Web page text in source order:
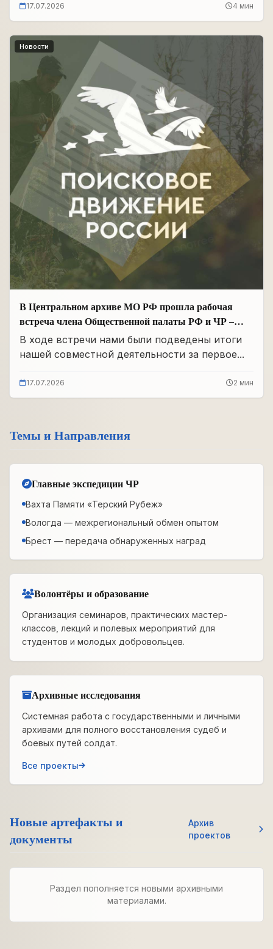
17.07.2026 4 мин
Новости
В Центральном архиве МО РФ прошла рабочая
встреча члена Общественной палаты РФ и ЧР –
Руководителя Регионального отделения «Поисковое
движение России» в ЧР Иса Сардалов с
Панковым
В ходе встречи нами были подведены итоги
нашей совместной деятельности за первое...
17.07.2026 2 мин
Темы и Направления
Главные экспедиции ЧР
Вахта Памяти «Терский Рубеж»
Вологда — межрегиональный обмен опытом
Брест — передача обнаруженных наград
Волонтёры и образование
Организация семинаров, практических мастер-
классов, лекций и полевых мероприятий для
студентов и молодых добровольцев.
Архивные исследования
Системная работа с государственными и личными
архивами для полного восстановления судеб и
боевых путей солдат.
Все проекты
Новые артефакты и
документы
Архив
проектов
Раздел пополняется новыми архивными
материалами.